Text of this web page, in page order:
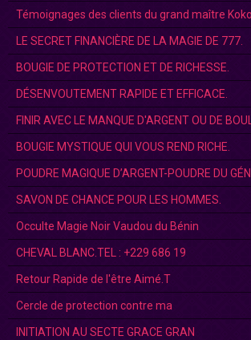
Témoignages des clients du grand maître
LE SECRET FINANCIÈRE DE LA MAGIE DE 777.
BOUGIE DE PROTECTION ET DE RICHESSE.
DÉSENVOUTEMENT RAPIDE ET EFFICACE.
FINIR AVEC LE MANQUE D'ARGENT OU DE
BOUGIE MYSTIQUE QUI VOUS REND RICHE.
POUDRE MAGIQUE D’ARGENT-POUDRE DU
SAVON DE CHANCE POUR LES HOMMES.
Occulte Magie Noir Vaudou du Bénin
CHEVAL BLANC.TEL : +229 686 19
Retour Rapide de l'être Aimé.T
Cercle de protection contre ma
INITIATION AU SECTE GRACE GRAN